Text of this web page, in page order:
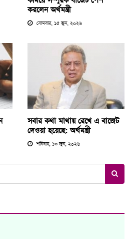
করলেন অর্থমন্ত্রী
সোমবার, ১৫ জুন, ২০২৬
সবার কথা মাথায় রেখে এ বাজেট
দেওয়া হয়েছে: অর্থমন্ত্রী
শনিবার, ১৩ জুন, ২০২৬